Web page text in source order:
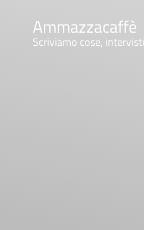
Ammazzacaffè
Scriviamo cose,